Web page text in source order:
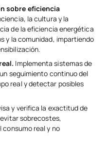
sobre eficiencia
la cultura y la
de la eficiencia energética
y la comunidad, impartiendo
Implementa sistemas de
seguimiento continuo del
real y detectar posibles
y verifica la exactitud de
sobrecostes,
consumo real y no